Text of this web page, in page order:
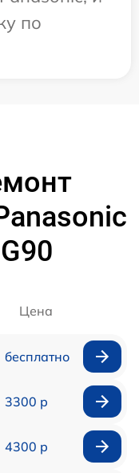
по
Цена
бесплатно
3300 р
4300 р